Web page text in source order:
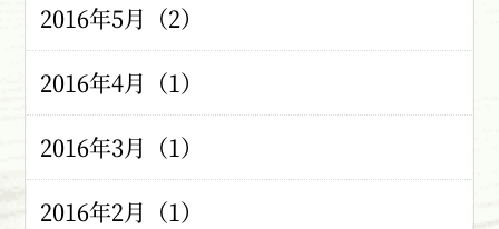
2016年5月（2）
2016年4月（1）
2016年3月（1）
2016年2月（1）